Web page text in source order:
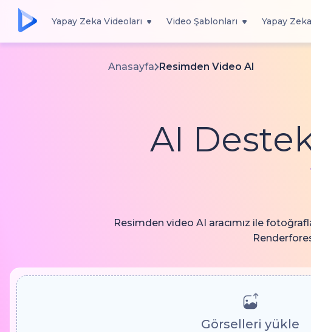
Yapay Zeka Videoları Video Şablonları Yapay
Anasayfa Resimden Video AI
AI
Resimden video AI aracımız ile
Görselleri yükle